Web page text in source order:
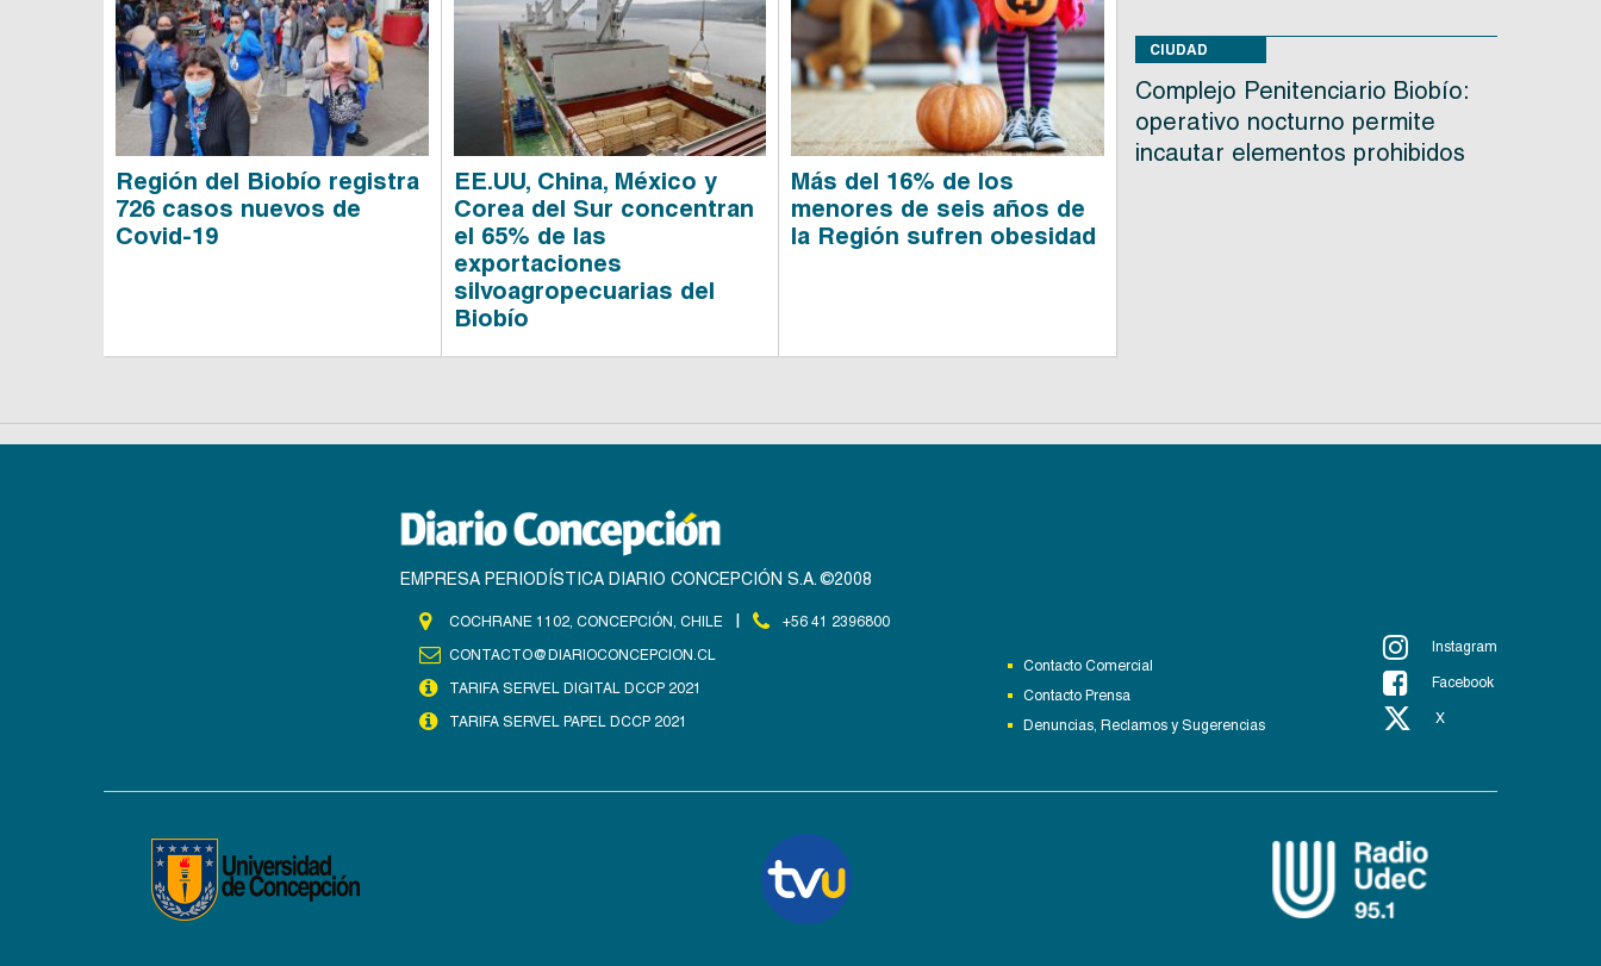
Región del Biobío registra
726 casos nuevos de
Covid-19
EE.UU, China, México y
Corea del Sur concentran
el 65% de las
exportaciones
silvoagropecuarias del
Biobío
Más del 16% de los
menores de seis años de
la Región sufren obesidad
CIUDAD
Complejo Penitenciario Biobío:
operativo nocturno permite
incautar elementos prohibidos
EMPRESA PERIODÍSTICA DIARIO CONCEPCIÓN S.A. ©2008
COCHRANE 1102, CONCEPCIÓN, CHILE
+56 41 2396800
CONTACTO@DIARIOCONCEPCION.CL
TARIFA SERVEL DIGITAL DCCP 2021
TARIFA SERVEL PAPEL DCCP 2021
Contacto Comercial
Contacto Prensa
Denuncias, Reclamos y Sugerencias
Instagram
Facebook
X